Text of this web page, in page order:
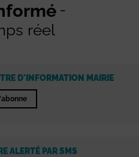
réel
D'INFORMATION MAIRIE
ALERTÉ PAR SMS